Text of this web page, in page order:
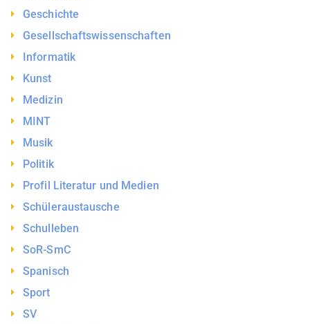
Geschichte
Gesellschaftswissenschaften
Informatik
Kunst
Medizin
MINT
Musik
Politik
Profil Literatur und Medien
Schüleraustausche
Schulleben
SoR-SmC
Spanisch
Sport
SV